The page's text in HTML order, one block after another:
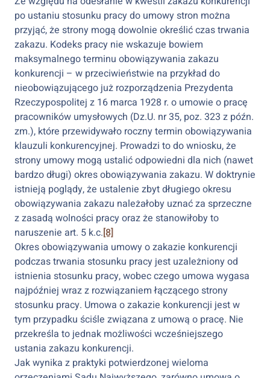
po ustaniu stosunku pracy do umowy stron można
przyjąć, że strony mogą dowolnie określić czas trwania
zakazu. Kodeks pracy nie wskazuje bowiem
maksymalnego terminu obowiązywania zakazu
konkurencji – w przeciwieństwie na przykład do
nieobowiązującego już rozporządzenia Prezydenta
Rzeczypospolitej z 16 marca 1928 r. o umowie o pracę
pracowników umysłowych (Dz.U. nr 35, poz. 323 z późn.
zm.), które przewidywało roczny termin obowiązywania
klauzuli konkurencyjnej. Prowadzi to do wniosku, że
strony umowy mogą ustalić odpowiedni dla nich (nawet
bardzo długi) okres obowiązywania zakazu. W doktrynie
istnieją poglądy, że ustalenie zbyt długiego okresu
obowiązywania zakazu należałoby uznać za sprzeczne
z zasadą wolności pracy oraz że stanowiłoby to
naruszenie art. 5 k.c.[8]
Okres obowiązywania umowy o zakazie konkurencji
podczas trwania stosunku pracy jest uzależniony od
istnienia stosunku pracy, wobec czego umowa wygasa
najpóźniej wraz z rozwiązaniem łączącego strony
stosunku pracy. Umowa o zakazie konkurencji jest w
tym przypadku ściśle związana z umową o pracę. Nie
przekreśla to jednak możliwości wcześniejszego
ustania zakazu konkurencji.
Jak wynika z praktyki potwierdzonej wieloma